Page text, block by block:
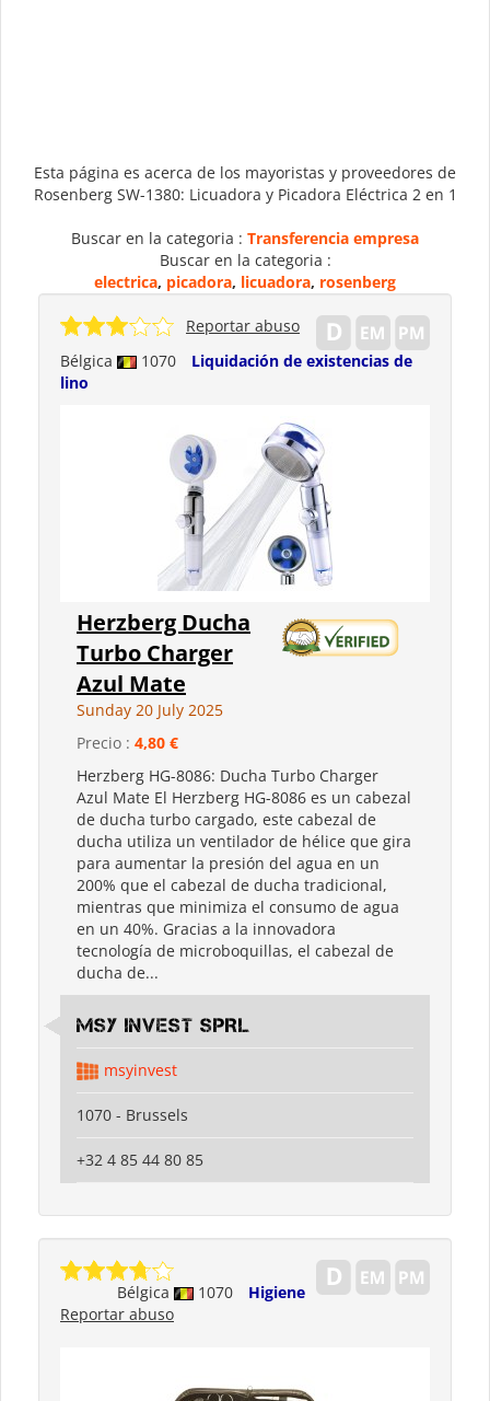
Esta página es acerca de los mayoristas y proveedores de
Rosenberg SW-1380: Licuadora y Picadora Eléctrica 2 en 1
Buscar en la categoria : Transferencia empresa
Buscar en la categoria :
electrica, picadora, licuadora, rosenberg
Bélgica 1070
Liquidación de existencias de
lino
Reportar abuso
Herzberg Ducha
Turbo Charger
Azul Mate
Sunday 20 July 2025
Precio : 4,80 €
Herzberg HG-8086: Ducha Turbo Charger
Azul Mate El Herzberg HG-8086 es un cabezal
de ducha turbo cargado, este cabezal de
ducha utiliza un ventilador de hélice que gira
para aumentar la presión del agua en un
200% que el cabezal de ducha tradicional,
mientras que minimiza el consumo de agua
en un 40%. Gracias a la innovadora
tecnología de microboquillas, el cabezal de
ducha de...
MSY INVEST SPRL
msyinvest
1070 - Brussels
+32 4 85 44 80 85
Bélgica 1070
Higiene
Reportar abuso